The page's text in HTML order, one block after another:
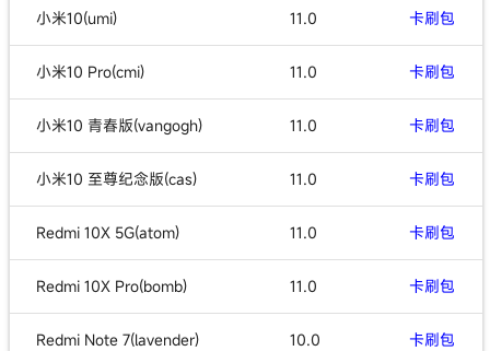
小米10(umi) 11.0 卡刷包
小米10 Pro(cmi) 11.0 卡刷包
小米10 青春版(vangogh) 11.0 卡刷包
小米10 至尊纪念版(cas) 11.0 卡刷包
Redmi 10X 5G(atom) 11.0 卡刷包
Redmi 10X Pro(bomb) 11.0 卡刷包
Redmi Note 7(lavender) 10.0 卡刷包